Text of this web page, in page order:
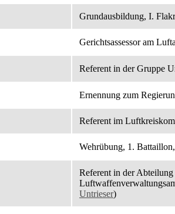
Grundausbildung, I.
Gerichtsassessor am
Referent in der Gruppe
Ernennung zum
Referent im
Wehrübung, 1.
Referent in der
Untrieser)